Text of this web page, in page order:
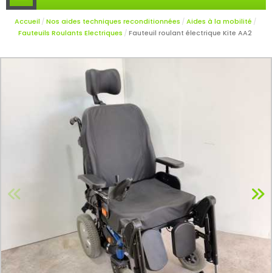
Accueil Nos aides techniques reconditionnées
Aides à la mobilité
Fauteuils Roulants Electriques
Fauteuil roulant électrique Kite AA2